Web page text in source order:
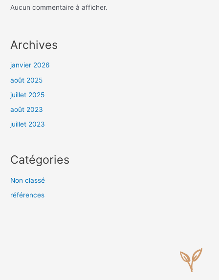
Aucun commentaire à afficher.
Archives
janvier 2026
août 2025
juillet 2025
août 2023
juillet 2023
Catégories
Non classé
références